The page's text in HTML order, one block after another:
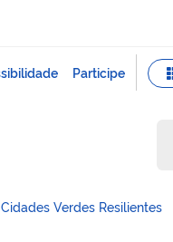
Cidades Verdes Resilientes